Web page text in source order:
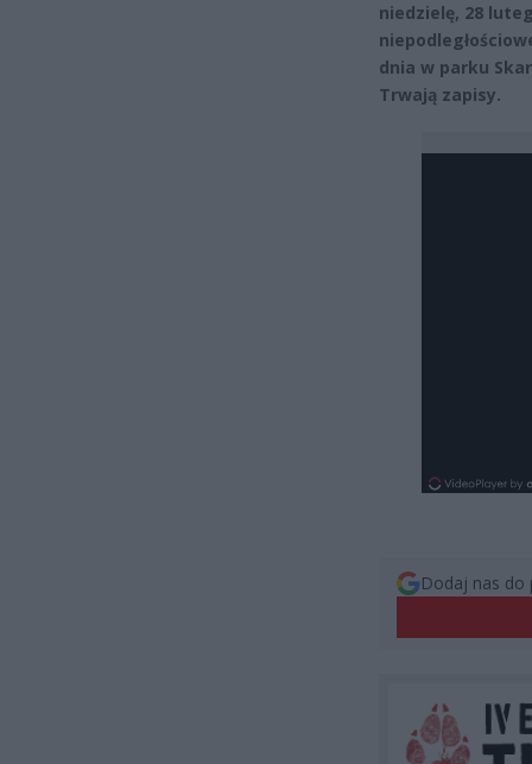
niedzielę, 28
dnia w parku
Trwają zapisy.
Dodaj nas do